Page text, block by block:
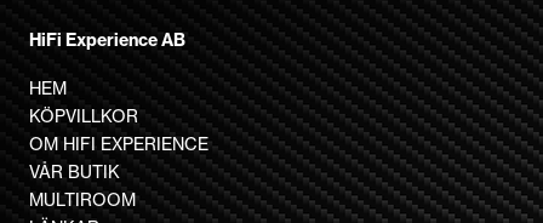
har
flera
varianter.
De
olika
alternativen
kan
väljas
HiFi Experience AB
HEM
KÖPVILLKOR
OM HIFI EXPERIENCE
VÅR BUTIK
MULTIROOM